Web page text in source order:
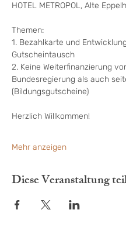
HOTEL METROPOL, Alte
Themen:
1. Bezahlkarte und
Gutscheintausch
2. Keine Weiterfinanzierung
Bundesregierung als auch
(Bildungsgutscheine)
Herzlich Willkommen!
Mehr anzeigen
Diese Veranstaltung